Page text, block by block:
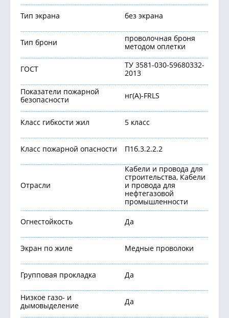
Тип экрана без экрана
Тип брони
проволочная броня
методом оплетки
ГОСТ
ТУ 3581-030-59680332-
2013
Показатели пожарной
безопасности
нг(А)-FRLS
Класс гибкости жил 5 класс
Класс пожарной опасности П1б.3.2.2.2
Отрасли
Кабели и провода для
строительства, Кабели
и провода для
нефтегазовой
промышленности
Огнестойкость Да
Экран по жиле Медные проволоки
Групповая прокладка Да
Низкое газо- и
дымовыделение
Да